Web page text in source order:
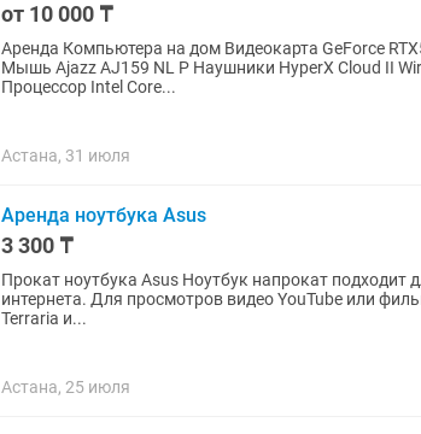
от 10 000 ₸
Аренда Компьютера на дом Видеокарта GeForce RTX5060 8Gb Клавиатура
Мышь Ajazz AJ159 NL P Наушники HyperX Cloud II
Процессор Intel Core...
Астана, 31 июля
Аренда ноутбука Asus
3 300 ₸
Прокат ноутбука Asus Ноутбук напрокат подходит для работы с Word, Excel. 1С, mytest. Для
интернета. Для просмотров видео YouTube или
Terraria и...
Астана, 25 июля